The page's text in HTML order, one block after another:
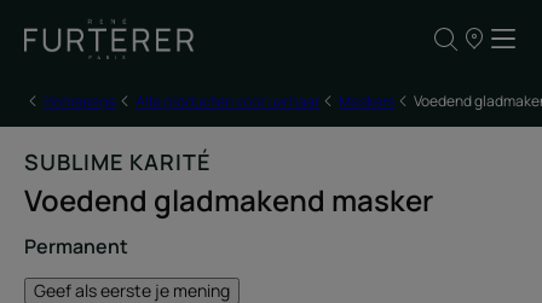
ONZE
Homepage
Alle producten voor uw haar Maskers Voedend
SUBLIME KARITÉ
Voedend gladmakend masker
Permanent
Geef als eerste je mening